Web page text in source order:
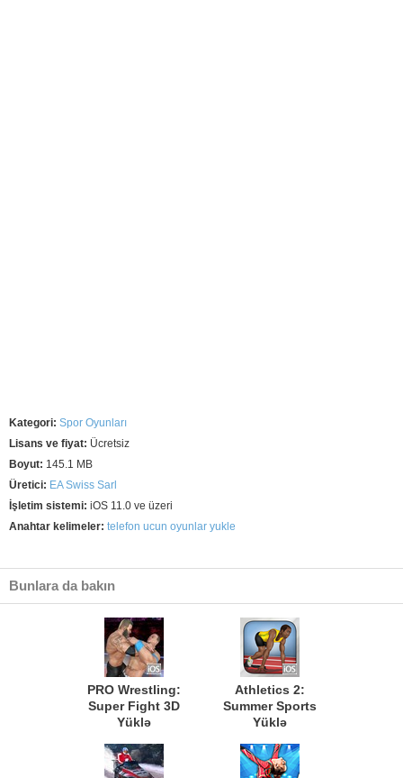
Kategori: Spor Oyunları
Lisans ve fiyat: Ücretsiz
Boyut: 145.1 MB
Üretici: EA Swiss Sarl
İşletim sistemi: iOS 11.0 ve üzeri
Anahtar kelimeler: telefon ucun oyunlar yukle
Bunlara da bakın
PRO Wrestling:
Super Fight 3D
Yüklə
Athletics 2:
Summer Sports
Yüklə